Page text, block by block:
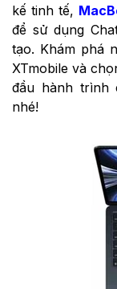
kế tinh tế,
để sử dụng
tạo. Khám phá
XTmobile và
đầu hành trình
nhé!